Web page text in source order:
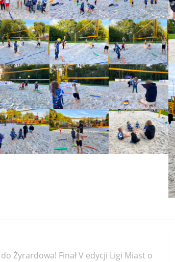
Żyrardowa! Finał V edycji Ligi Miast o